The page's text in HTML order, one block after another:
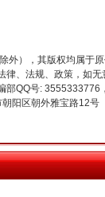
外），其版权均属
、法规、政策，如
QQ号:
阳区朝外雅宝路12
年投资意愿榜揭晓